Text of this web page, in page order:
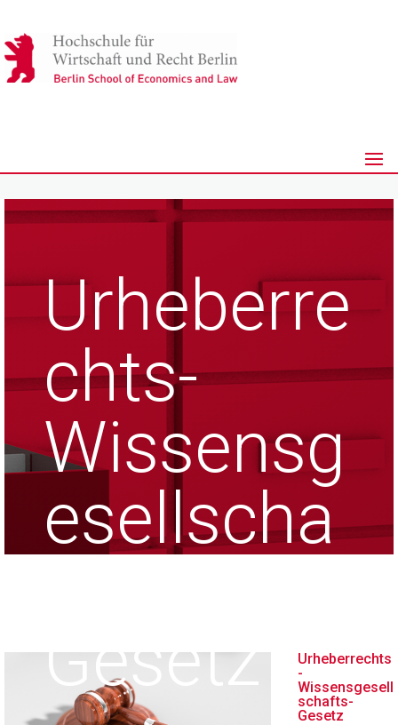
Urheberre
chts-
Wissensg
esellscha
Gesetz
Urheberrechts
-
Wissensgesell
schafts-
Gesetz